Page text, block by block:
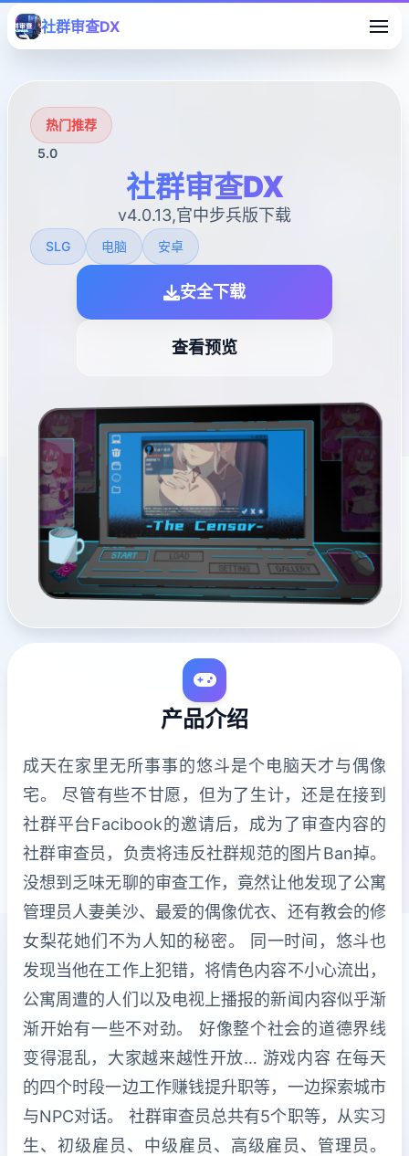
社群审查DX
热门推荐
5.0
社群审查DX
v4.0.13,官中步兵版下载
SLG 电脑 安卓
安全下载
查看预览
产品介绍
成天在家里无所事事的悠斗是个电脑天才与偶像
宅。 尽管有些不甘愿，但为了生计，还是在接到
社群平台Facibook的邀请后，成为了审查内容的
社群审查员，负责将违反社群规范的图片Ban掉。
没想到乏味无聊的审查工作，竟然让他发现了公寓
管理员人妻美沙、最爱的偶像优衣、还有教会的修
女梨花她们不为人知的秘密。 同一时间，悠斗也
发现当他在工作上犯错，将情色内容不小心流出，
公寓周遭的人们以及电视上播报的新闻内容似乎渐
渐开始有一些不对劲。 好像整个社会的道德界线
变得混乱，大家越来越性开放… 游戏内容 在每天
的四个时段一边工作赚钱提升职等，一边探索城市
与NPC对话。 社群审查员总共有5个职等，从实习
生、初级雇员、中级雇员、高级雇员、管理员。